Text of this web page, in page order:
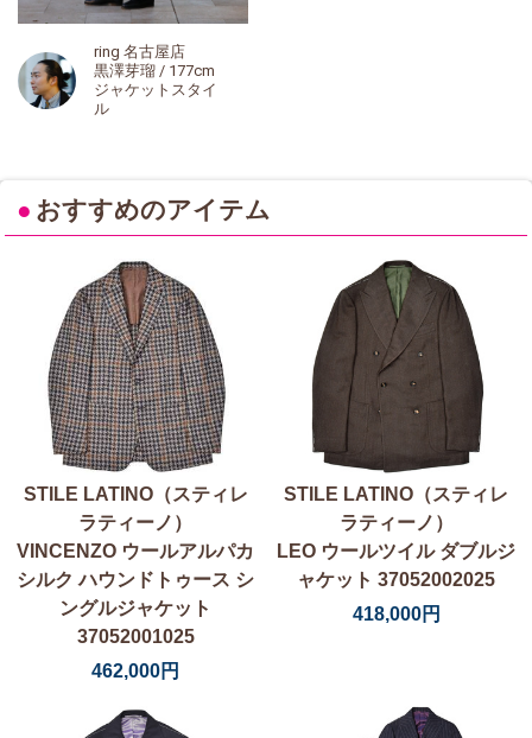
ring 名古屋店
黒澤芽瑠 / 177cm
ジャケットスタイ
ル
● おすすめのアイテム
STILE LATINO（スティレ
ラティーノ）
VINCENZO ウールアルパカ
シルク ハウンドトゥース シ
ングルジャケット
37052001025
462,000円
STILE LATINO（スティレ
ラティーノ）
LEO ウールツイル ダブルジ
ャケット 37052002025
418,000円